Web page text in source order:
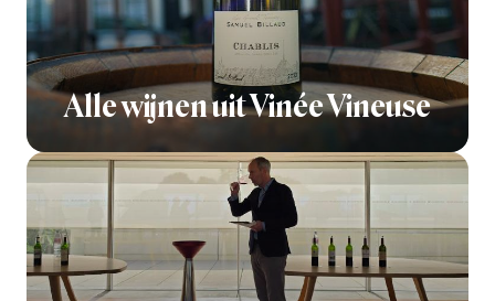
Alle wijnen uit Vinée Vineuse